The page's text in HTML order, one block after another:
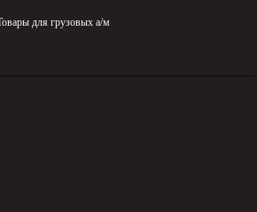
для грузовых а/м